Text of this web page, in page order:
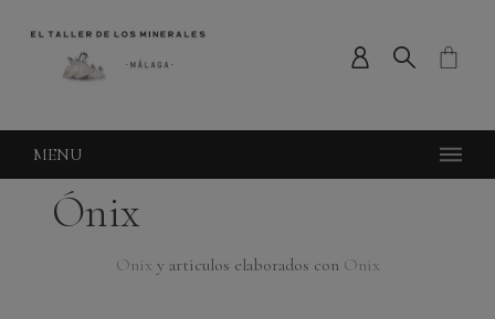
MENU
Ónix
Onix y articulos elaborados con Onix